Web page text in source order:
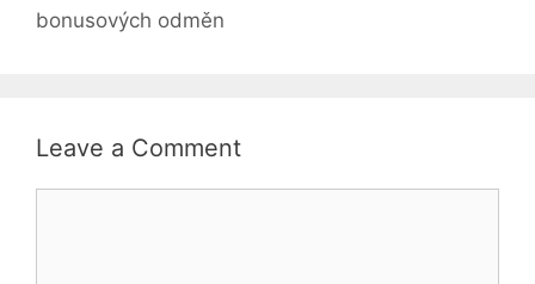
bonusových odměn
Leave a Comment